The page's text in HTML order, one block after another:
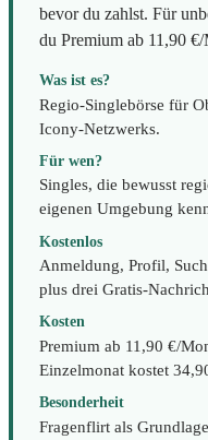
bevor du zahlst. Für
du Premium ab 11,90
Was ist es?
Regio-Singlebörse für
Icony-Netzwerks.
Für wen?
Singles, die bewusst
eigenen Umgebung
Kostenlos
Anmeldung, Profil,
plus drei Gratis-
Kosten
Premium ab 11,90 €/
Einzelmonat kostet
Besonderheit
Fragenflirt als